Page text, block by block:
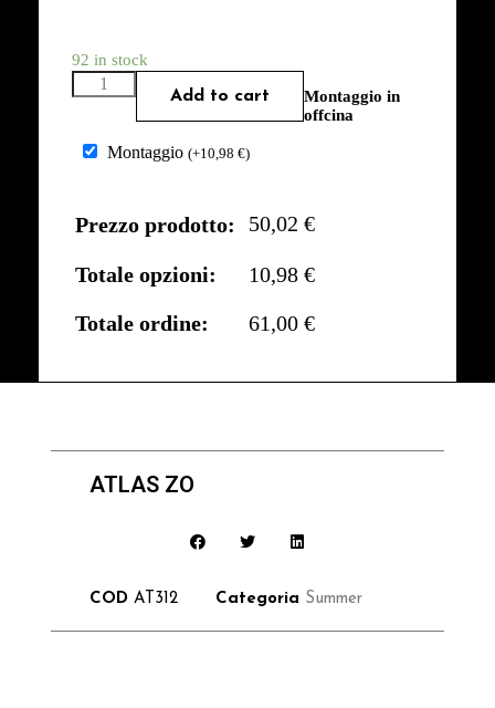
92 in stock
Add to cart
Montaggio in
offcina
Montaggio (+10,98 €)
Prezzo prodotto: 50,02 €
Totale opzioni:
10,98 €
Totale ordine:
61,00 €
ATLAS ZO
COD AT312 Categoria Summer